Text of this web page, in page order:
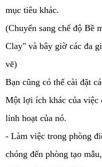
mục tiêu khác.
(Chuyển sang chế độ Bề
Clay" và bây giờ các đa
vẽ)
Bạn cũng có thể cài đặt
Một lợi ích khác của việc
linh hoạt của nó.
- Làm việc trong phòng
chóng đến phòng tạo